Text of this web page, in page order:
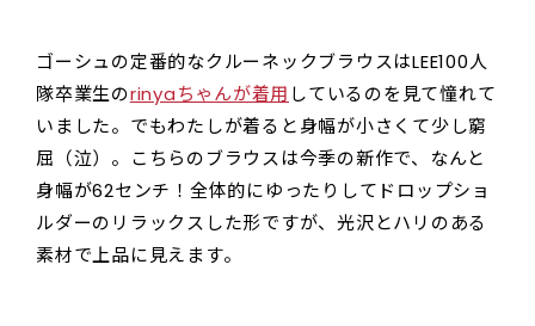
ゴーシュの定番的なクルーネックブラウスはLEE100人
隊卒業生のrinyaちゃんが着用 しているのを見て憧れて
いました。でもわたしが着ると身幅が小さくて少し窮
屈（泣）。こちらのブラウスは今季の新作で、なんと
身幅が62センチ！全体的にゆったりしてドロップショ
ルダーのリラックスした形ですが、光沢とハリのある
素材で上品に見えます。